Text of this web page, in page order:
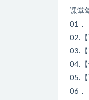
课堂
01．
02.【
03.【
04.【
05.【
06．